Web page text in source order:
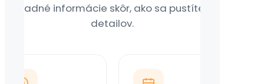
Základné informácie skôr, ako sa pustíte do
detailov.